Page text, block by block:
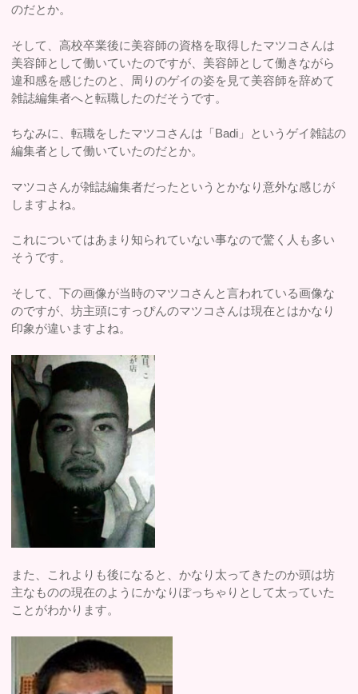
のだとか。
そして、高校卒業後に美容師の資格を取得したマツコさんは
美容師として働いていたのですが、美容師として働きながら
違和感を感じたのと、周りのゲイの姿を見て美容師を辞めて
雑誌編集者へと転職したのだそうです。
ちなみに、転職をしたマツコさんは「Badi」というゲイ雑誌の
編集者として働いていたのだとか。
マツコさんが雑誌編集者だったというとかなり意外な感じが
しますよね。
これについてはあまり知られていない事なので驚く人も多い
そうです。
そして、下の画像が当時のマツコさんと言われている画像な
のですが、坊主頭にすっぴんのマツコさんは現在とはかなり
印象が違いますよね。
また、これよりも後になると、かなり太ってきたのか頭は坊
主なものの現在のようにかなりぽっちゃりとして太っていた
ことがわかります。